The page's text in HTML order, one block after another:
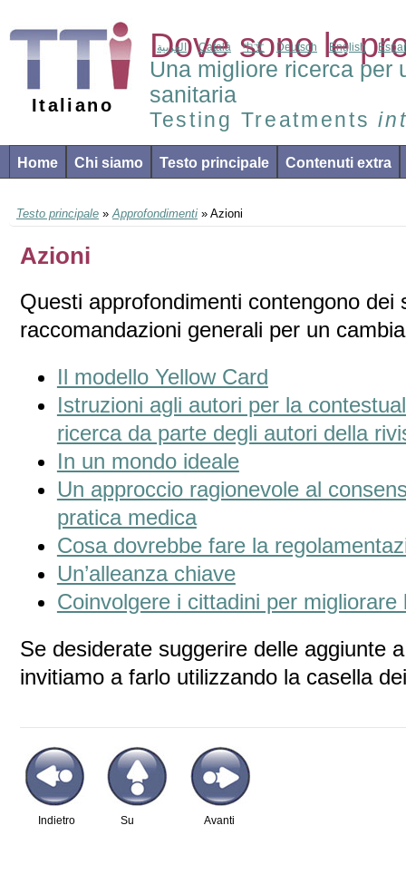
Italiano
Dove sono le
Una migliore ricerca per
sanitaria
Testing Treatments
العربية Català 中文 Deutsch English
Home Chi siamo Testo principale Contenuti extra
Testo principale »Approfondimenti » Azioni
Azioni
Questi approfondimenti contengono dei
raccomandazioni generali per un
Il modello Yellow Card
Istruzioni agli autori per la
ricerca da parte degli autori della
In un mondo ideale
Un approccio ragionevole al
pratica medica
Cosa dovrebbe fare la
Un’alleanza chiave
Coinvolgere i cittadini per migliorare
Se desiderate suggerire delle aggiunte
invitiamo a farlo utilizzando la casella
Su
Indietro Avanti